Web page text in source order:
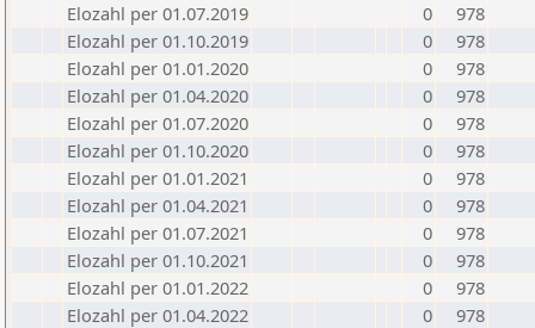
Elozahl per 01.07.2019
0
978
Elozahl per 01.10.2019
0
978
Elozahl per 01.01.2020
0
978
Elozahl per 01.04.2020
0
978
Elozahl per 01.07.2020
0
978
Elozahl per 01.10.2020
0
978
Elozahl per 01.01.2021
0
978
Elozahl per 01.04.2021
0
978
Elozahl per 01.07.2021
0
978
Elozahl per 01.10.2021
0
978
Elozahl per 01.01.2022
0
978
Elozahl per 01.04.2022
0
978